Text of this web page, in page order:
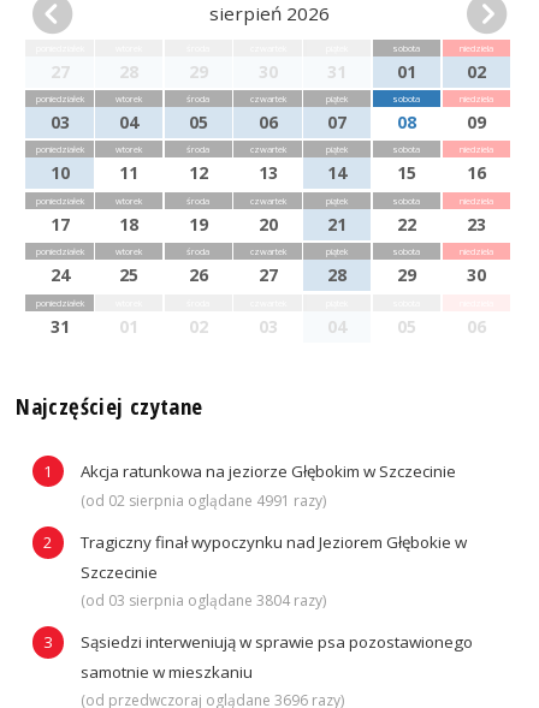
sierpień 2026
27 28 29 30 31
sobota
01
niedziela
02
poniedziałek
03
wtorek
04
środa
05
czwartek
06
piątek
07
sobota
08
niedziela
09
poniedziałek
10
wtorek
11
środa
12
czwartek
13
piątek
14
sobota
15
niedziela
16
poniedziałek
17
wtorek
18
środa
19
czwartek
20
piątek
21
sobota
22
niedziela
23
poniedziałek
24
wtorek
25
środa
26
czwartek
27
piątek
28
sobota
29
niedziela
30
poniedziałek
31 01 02 03 04 05 06
Najczęściej czytane
Akcja ratunkowa na jeziorze Głębokim w Szczecinie
(od 02 sierpnia oglądane 4991 razy)
Tragiczny finał wypoczynku nad Jeziorem Głębokie w
Szczecinie
(od 03 sierpnia oglądane 3804 razy)
Sąsiedzi interweniują w sprawie psa pozostawionego
samotnie w mieszkaniu
(od przedwczoraj oglądane 3696 razy)